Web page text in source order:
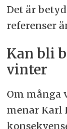
Det är
referenser
Kan bli
vinter
Om många
menar Karl